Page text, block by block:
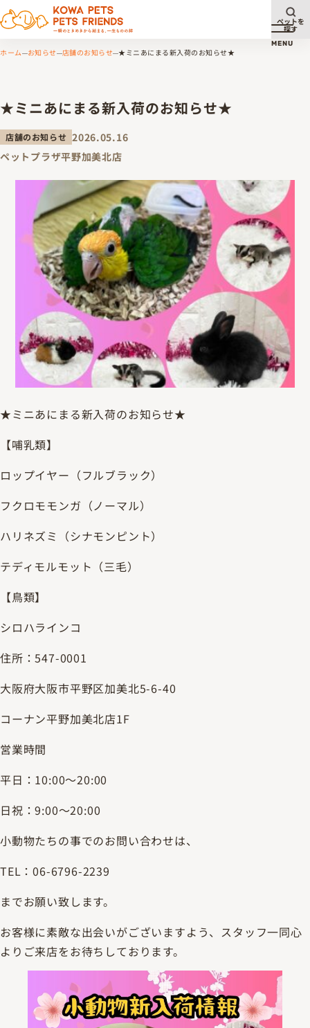
メニ
MENU
ペットを
探す
ホーム お知らせ 店舗のお知らせ ★ミニあにまる新入荷のお知らせ★
★ミニあにまる新入荷のお知らせ★
店舗のお知らせ 2026.05.16
ペットプラザ平野加美北店
★ミニあにまる新入荷のお知らせ★
【哺乳類】
ロップイヤー（フルブラック）
フクロモモンガ（ノーマル）
ハリネズミ（シナモンピント）
テディモルモット（三毛）
【鳥類】
シロハラインコ
住所：547-0001
大阪府大阪市平野区加美北5-6-40
コーナン平野加美北店1F
営業時間
平日：10:00～20:00
日祝：9:00～20:00
小動物たちの事でのお問い合わせは、
TEL：06-6796-2239
までお願い致します。
お客様に素敵な出会いがございますよう、スタッフ一同心
よりご来店をお待ちしております。